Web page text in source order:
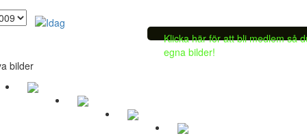
Klicka här för att bli medlem så
egna bilder!
bilder